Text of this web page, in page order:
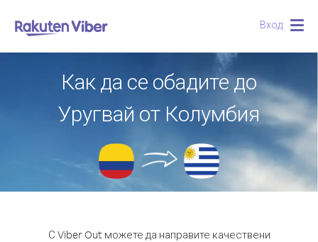
Вход
Как да се обадите до
Уругвай от Колумбия
С Viber Out можете да направите качествени